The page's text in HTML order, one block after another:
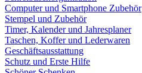
Computer und Smartphone Zubehör
Stempel und Zubehör
Timer, Kalender und Jahresplaner
Taschen, Koffer und Lederwaren
Geschäftsausstattung
Schutz und Erste Hilfe